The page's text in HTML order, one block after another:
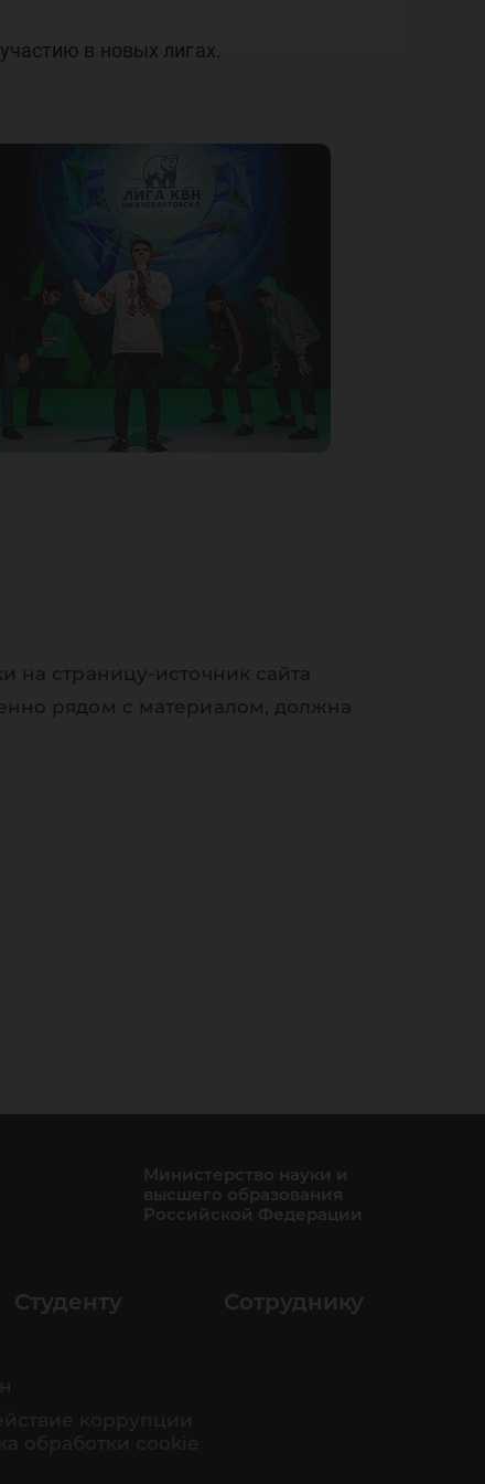
в новых лигах.
на страницу-источник сайта
рядом с материалом, должна
Министерство науки и
высшего образования
Российской Федерации
Студенту Сотруднику